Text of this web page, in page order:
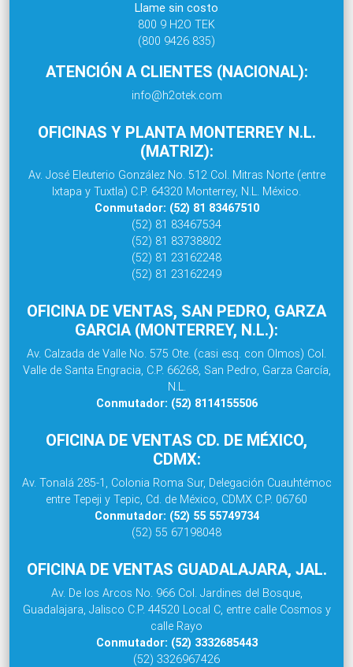
Llame sin costo
800 9 H2O TEK
(800 9426 835)
ATENCIÓN A CLIENTES (NACIONAL):
info@h2otek.com
OFICINAS Y PLANTA MONTERREY N.L.
(MATRIZ):
Av. José Eleuterio González No. 512 Col. Mitras Norte (entre
Ixtapa y Tuxtla) C.P. 64320 Monterrey, N.L. México.
Conmutador: (52) 81 83467510
(52) 81 83467534
(52) 81 83738802
(52) 81 23162248
(52) 81 23162249
OFICINA DE VENTAS, SAN PEDRO, GARZA
GARCIA (MONTERREY, N.L.):
Av. Calzada de Valle No. 575 Ote. (casi esq. con Olmos) Col.
Valle de Santa Engracia, C.P. 66268, San Pedro, Garza García,
N.L.
Conmutador: (52) 8114155506
OFICINA DE VENTAS CD. DE MÉXICO,
CDMX:
Av. Tonalá 285-1, Colonia Roma Sur, Delegación Cuauhtémoc
entre Tepeji y Tepic, Cd. de México, CDMX C.P. 06760
Conmutador: (52) 55 55749734
(52) 55 67198048
OFICINA DE VENTAS GUADALAJARA, JAL.
Av. De los Arcos No. 966 Col. Jardines del Bosque,
Guadalajara, Jalisco C.P. 44520 Local C, entre calle Cosmos y
calle Rayo
Conmutador: (52) 3332685443
(52) 3326967426